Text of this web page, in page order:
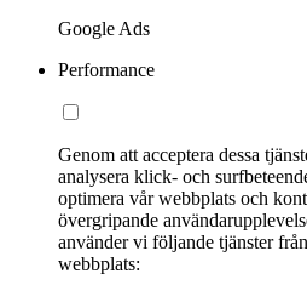
Google Ads
Performance
Genom att acceptera dessa
analysera klick- och
optimera vår webbplats och
övergripande
använder vi följande tjänster
webbplats: